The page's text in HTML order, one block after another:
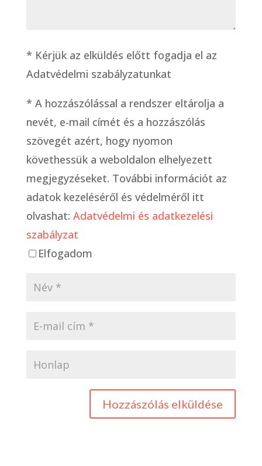
* Kérjük az elküldés előtt fogadja el az
Adatvédelmi szabályzatunkat
* A hozzászólással a rendszer eltárolja a
nevét, e-mail címét és a hozzászólás
szövegét azért, hogy nyomon
követhessük a weboldalon elhelyezett
megjegyzéseket. További információt az
adatok kezeléséről és védelméről itt
olvashat: Adatvédelmi és adatkezelési
szabályzat
Elfogadom